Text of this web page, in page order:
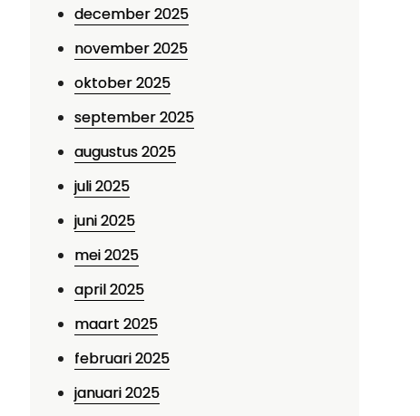
december 2025
november 2025
oktober 2025
september 2025
augustus 2025
juli 2025
juni 2025
mei 2025
april 2025
maart 2025
februari 2025
januari 2025